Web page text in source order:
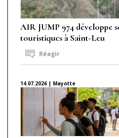
AIR JUMP 974 développe
touristiques à Saint-Leu
Réagir
14.07.2026 | Mayotte